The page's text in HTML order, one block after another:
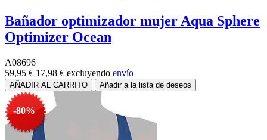
Bañador optimizador mujer Aqua Sphere
Optimizer Ocean
A08696
59,95 € 17,98 € excluyendo envío
-80%